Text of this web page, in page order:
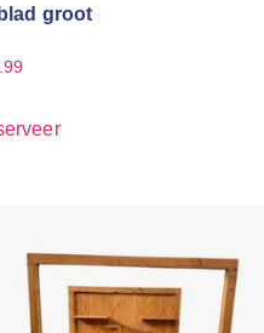
groot